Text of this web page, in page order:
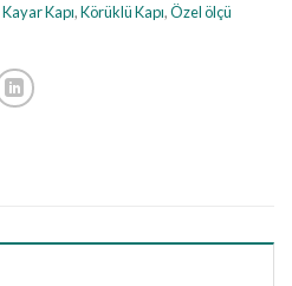
Kayar Kapı,Körüklü Kapı,Özel ölçü